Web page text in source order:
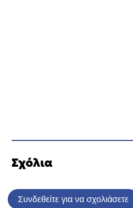
Σχόλια
Συνδεθείτε για να σχολιάσετε